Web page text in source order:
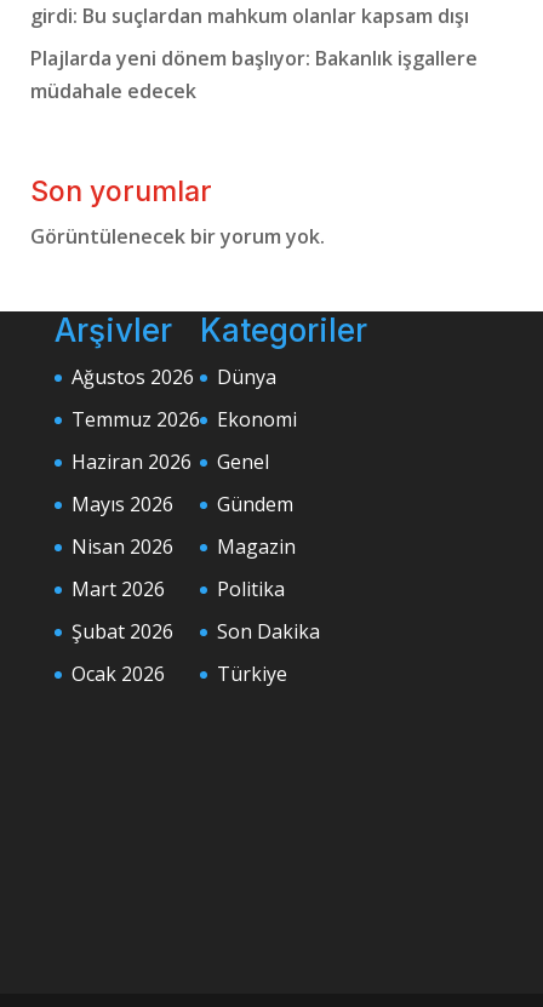
girdi: Bu suçlardan mahkum olanlar kapsam dışı
Plajlarda yeni dönem başlıyor: Bakanlık işgallere
müdahale edecek
Son yorumlar
Görüntülenecek bir yorum yok.
Arşivler
Ağustos 2026
Temmuz 2026
Haziran 2026
Mayıs 2026
Nisan 2026
Mart 2026
Şubat 2026
Ocak 2026
Kategoriler
Dünya
Ekonomi
Genel
Gündem
Magazin
Politika
Son Dakika
Türkiye